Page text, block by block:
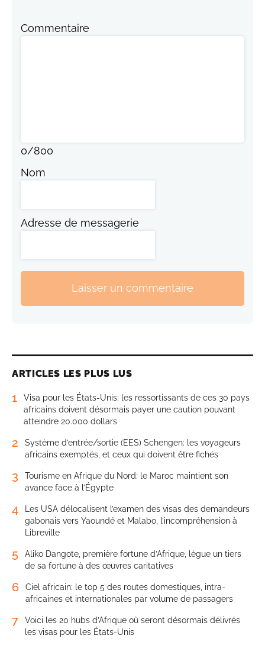
Commentaire
0/800
Nom
Adresse de messagerie
Laisser un commentaire
ARTICLES LES PLUS LUS
1
Visa pour les États-Unis: les ressortissants de ces 30 pays
africains doivent désormais payer une caution pouvant
atteindre 20.000 dollars
2
Système d’entrée/sortie (EES) Schengen: les voyageurs
africains exemptés, et ceux qui doivent être fichés
3
Tourisme en Afrique du Nord: le Maroc maintient son
avance face à l’Égypte
4
Les USA délocalisent l’examen des visas des demandeurs
gabonais vers Yaoundé et Malabo, l’incompréhension à
Libreville
5
Aliko Dangote, première fortune d’Afrique, lègue un tiers
de sa fortune à des œuvres caritatives
6
Ciel africain: le top 5 des routes domestiques, intra-
africaines et internationales par volume de passagers
7
Voici les 20 hubs d’Afrique où seront désormais délivrés
les visas pour les États-Unis